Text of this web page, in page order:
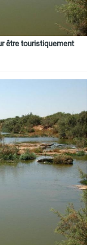
être touristiquement